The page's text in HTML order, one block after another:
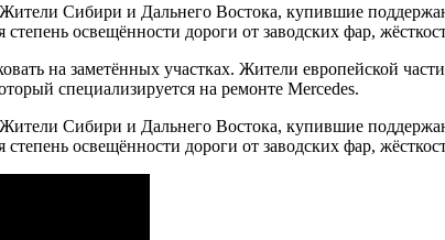
Сибири и Дальнего Востока, купившие
освещённости дороги от заводских фар,
на заметённых участках. Жители европейской
специализируется на ремонте Mercedes.
Сибири и Дальнего Востока, купившие
освещённости дороги от заводских фар,